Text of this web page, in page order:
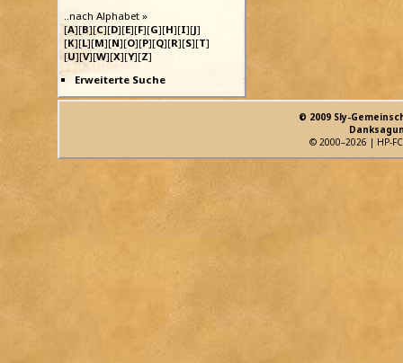
..nach Alphabet »
[A][B][C][D][E][F][G][H][I][J]
[K][L][M][N][O][P][Q][R][S][T]
[U][V][W][X][Y][Z]
Erweiterte Suche
© 2009 Sly-
© 2000–2026 | HP-